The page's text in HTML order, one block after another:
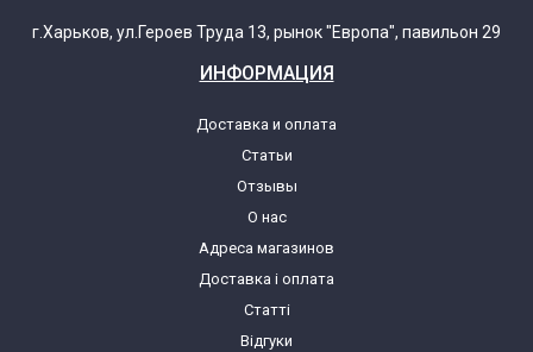
г.Харьков, ул.Героев Труда 13, рынок "Европа", павильон 29
ИНФОРМАЦИЯ
Доставка и оплата
Статьи
Отзывы
О нас
Адреса магазинов
Доставка і оплата
Статті
Відгуки